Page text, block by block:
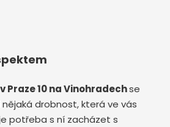
v Praze 10 na Vinohradechse
drobnost, která ve vás
potřeba s ní zacházet s